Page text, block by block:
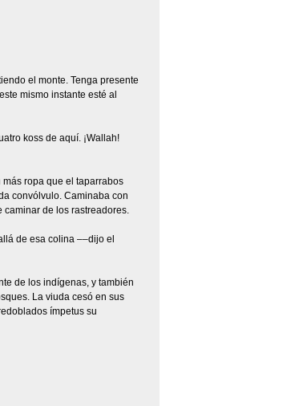
el monte. Tenga presente
mismo instante esté al
koss de aquí. ¡Wallah!
ropa que el taparrabos
convólvulo. Caminaba con
de los rastreadores.
de esa colina ––dijo el
de los indígenas, y también
La viuda cesó en sus
ímpetus su